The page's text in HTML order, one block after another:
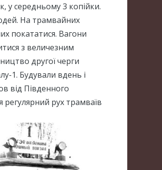
у середньому 3 копійки.
На трамвайних
покататися. Вагони
з величезним
другої черги
1. Будували вдень і
від Південного
регулярний рух трамваїв